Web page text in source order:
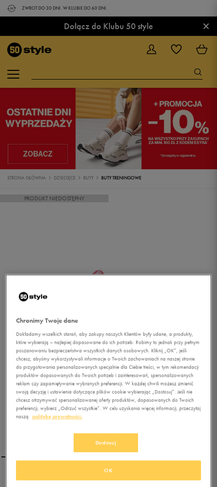
ZWROT DO 30 DNI. W KLUBIE DO 60 DNI.
Dołącz do Klubu 50 style ×
STRONA GŁÓWNA DZIECIĘCE BUTY BUTY TRENINGOWE
PRODUKT NIEDOSTĘPNY
NIKE DUAL FUSION X (GS)
Chronimy Twoje dane
Dokładamy wszelkich starań, aby zakupy naszych Klientów były udane, a produkty,
które wybierają – najlepiej dopasowane do ich potrzeb. Robimy to jednak przy pełnym
poszanowaniu bezpieczeństwa wszystkich danych osobowych. Kliknij „OK”, jeśli
chcesz, abyśmy wykorzystywali informacje o Twoich zachowaniach na naszej stronie
do przygotowania personalizowanych specjalnie dla Ciebie treści, w tym rekomendacji
produktów dopasowanych do Twoich potrzeb i zainteresowań, spersonalizowanych
reklam czy zapamiętywanie wybranych preferencji. W każdej chwili możesz zmienić
swoją decyzję i ustawienia dotyczące plików cookie wybierając „Dostosuj”. Jeśli nie
chcesz otrzymywać spersonalizowanej oferty produktów, dopasowanych do Twoich
preferencji, wybierz „Odrzuć wszystkie”. W celu uzyskania więcej informacji, przeczytaj
naszą
politykę prywatności.
Dostosuj
OK